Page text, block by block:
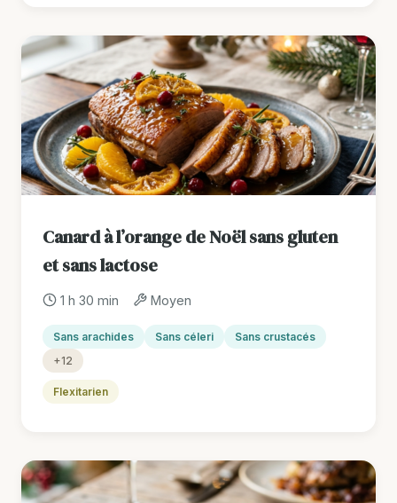
Canard à l’orange de Noël sans gluten
et sans lactose
1 h 30 min Moyen
Sans arachides Sans céleri
Sans crustacés
+12
Flexitarien